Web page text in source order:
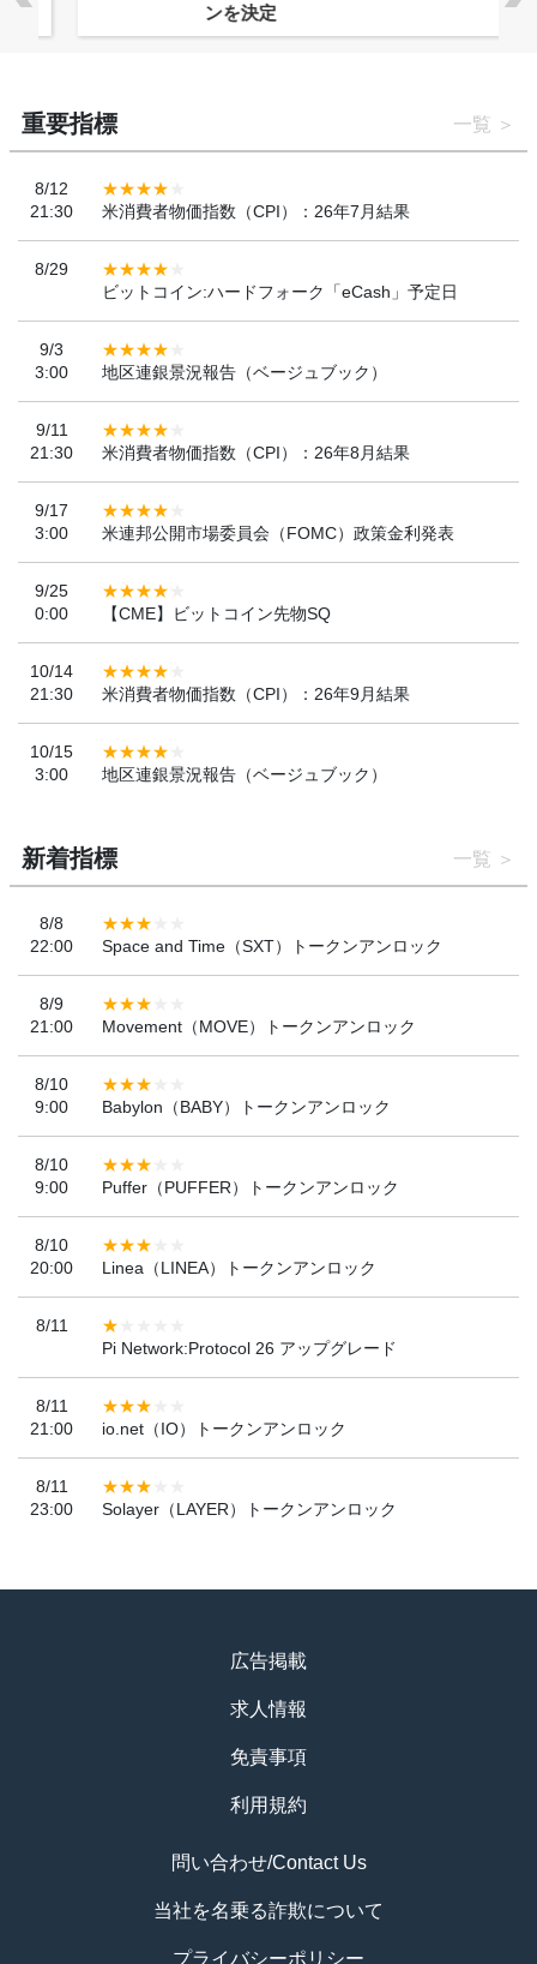
ンを決定
重要指標 一覧
8/12
21:30
米消費者物価指数（CPI）：26年7月結果
8/29
ビットコイン:ハードフォーク「eCash」予定日
9/3
3:00
地区連銀景況報告（ベージュブック）
9/11
21:30
米消費者物価指数（CPI）：26年8月結果
9/17
3:00
米連邦公開市場委員会（FOMC）政策金利発表
9/25
0:00
【CME】ビットコイン先物SQ
10/14
21:30
米消費者物価指数（CPI）：26年9月結果
10/15
3:00
地区連銀景況報告（ベージュブック）
新着指標 一覧
8/8
22:00
Space and Time（SXT）トークンアンロック
8/9
21:00
Movement（MOVE）トークンアンロック
8/10
9:00
Babylon（BABY）トークンアンロック
8/10
9:00
Puffer（PUFFER）トークンアンロック
8/10
20:00
Linea（LINEA）トークンアンロック
8/11
Pi Network:Protocol 26 アップグレード
8/11
21:00
io.net（IO）トークンアンロック
8/11
23:00
Solayer（LAYER）トークンアンロック
広告掲載
求人情報
免責事項
利用規約
問い合わせ/Contact Us
当社を名乗る詐欺について
プライバシーポリシー